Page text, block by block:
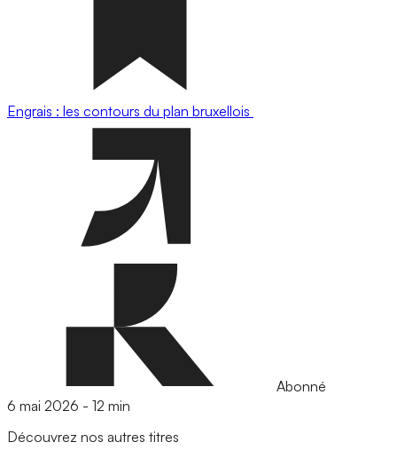
Engrais : les contours du plan bruxellois
Abonné
6 mai 2026 - 12 min
Découvrez nos autres titres